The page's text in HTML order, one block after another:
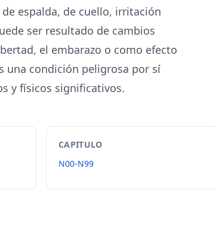
espalda, de cuello, irritación
ser resultado de cambios
el embarazo o como efecto
una condición peligrosa por sí
y físicos significativos.
CAPITULO
N00-N99